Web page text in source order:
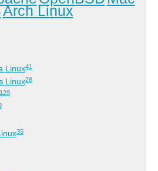
Arch Linux
Linux41
Linux28
129
35